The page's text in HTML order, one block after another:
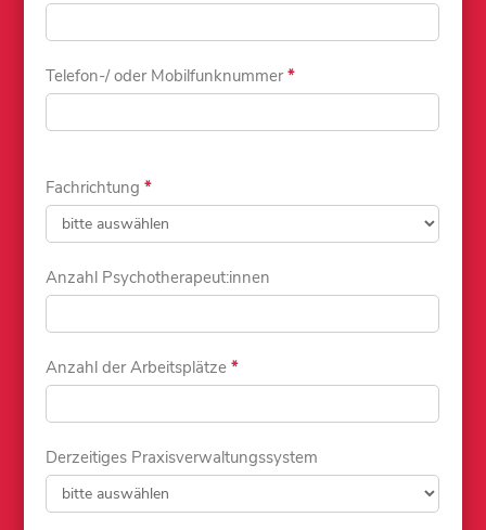
Telefon-/ oder Mobilfunknummer*
Fachrichtung*
Anzahl Psychotherapeut:innen
Anzahl der Arbeitsplätze*
Derzeitiges Praxisverwaltungssystem